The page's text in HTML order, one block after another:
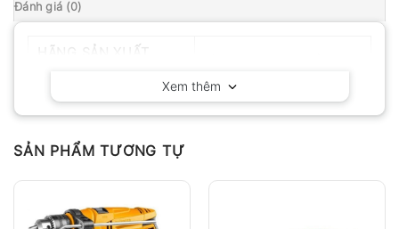
Đánh giá (0)
Xem thêm
SẢN PHẨM TƯƠNG TỰ